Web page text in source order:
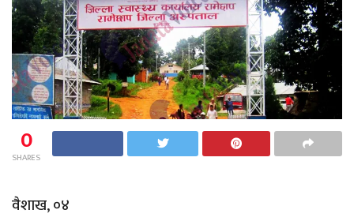
0
SHARES
वैशाख, ०४